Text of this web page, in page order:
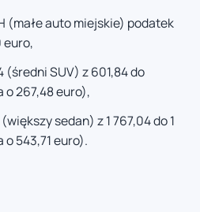
(małe auto miejskie) podatek
euro,
(średni SUV) z 601,84 do
o 267,48 euro),
sedan) z 1 767,04 do 1
543,71 euro).